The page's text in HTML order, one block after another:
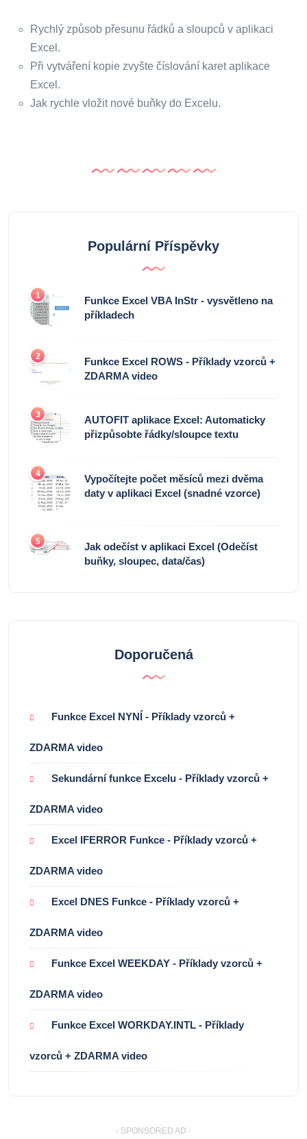
Rychlý způsob přesunu řádků a sloupců v aplikaci
Excel.
Při vytváření kopie zvyšte číslování karet aplikace
Excel.
Jak rychle vložit nové buňky do Excelu.
Populární Příspěvky
1
Funkce Excel VBA InStr - vysvětleno na
příkladech
2
Funkce Excel ROWS - Příklady vzorců +
ZDARMA video
3
AUTOFIT aplikace Excel: Automaticky
přizpůsobte řádky/sloupce textu
4
Vypočítejte počet měsíců mezi dvěma
daty v aplikaci Excel (snadné vzorce)
5
Jak odečíst v aplikaci Excel (Odečíst
buňky, sloupec, data/čas)
Doporučená
Funkce Excel NYNÍ - Příklady vzorců +
ZDARMA video
Sekundární funkce Excelu - Příklady vzorců +
ZDARMA video
Excel IFERROR Funkce - Příklady vzorců +
ZDARMA video
Excel DNES Funkce - Příklady vzorců +
ZDARMA video
Funkce Excel WEEKDAY - Příklady vzorců +
ZDARMA video
Funkce Excel WORKDAY.INTL - Příklady
vzorců + ZDARMA video
- SPONSORED AD -